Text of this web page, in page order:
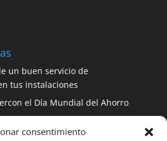
consentimiento
un buen servicio de
tus instalaciones
el Día Mundial del Ahorro
24V Amerisolar por sólo 137